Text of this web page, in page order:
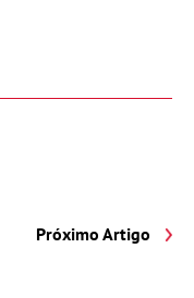
Próximo Artigo